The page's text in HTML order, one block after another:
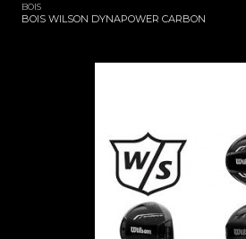
BOIS
BOIS WILSON DYNAPOWER CARBON